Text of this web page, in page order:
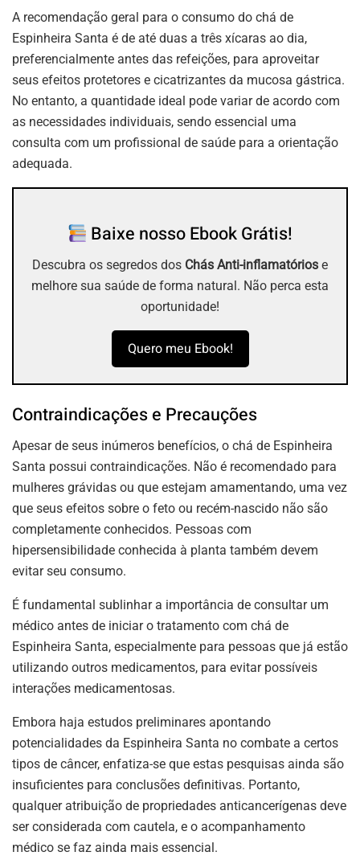
A recomendação geral para o consumo do chá de
Espinheira Santa é de até duas a três xícaras ao dia,
preferencialmente antes das refeições, para aproveitar
seus efeitos protetores e cicatrizantes da mucosa gástrica.
No entanto, a quantidade ideal pode variar de acordo com
as necessidades individuais, sendo essencial uma
consulta com um profissional de saúde para a orientação
adequada.
Baixe nosso Ebook Grátis!
Descubra os segredos dos Chás Anti-inflamatórios e
melhore sua saúde de forma natural. Não perca esta
oportunidade!
Quero meu Ebook!
Contraindicações e Precauções
Apesar de seus inúmeros benefícios, o chá de Espinheira
Santa possui contraindicações. Não é recomendado para
mulheres grávidas ou que estejam amamentando, uma vez
que seus efeitos sobre o feto ou recém-nascido não são
completamente conhecidos. Pessoas com
hipersensibilidade conhecida à planta também devem
evitar seu consumo.
É fundamental sublinhar a importância de consultar um
médico antes de iniciar o tratamento com chá de
Espinheira Santa, especialmente para pessoas que já estão
utilizando outros medicamentos, para evitar possíveis
interações medicamentosas.
Embora haja estudos preliminares apontando
potencialidades da Espinheira Santa no combate a certos
tipos de câncer, enfatiza-se que estas pesquisas ainda são
insuficientes para conclusões definitivas. Portanto,
qualquer atribuição de propriedades anticancerígenas deve
ser considerada com cautela, e o acompanhamento
médico se faz ainda mais essencial.